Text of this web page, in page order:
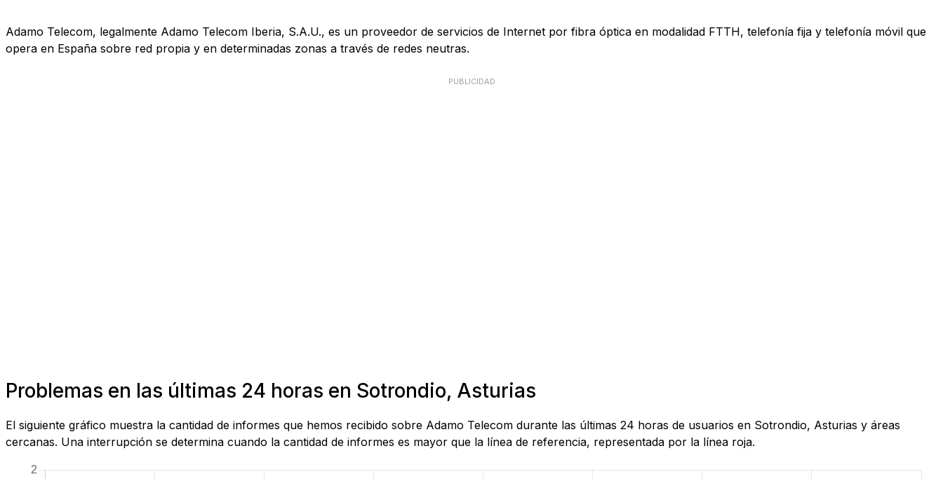
Adamo Telecom, legalmente Adamo Telecom Iberia, S.A.U., es un proveedor de servicios de Internet por fibra óptica en modalidad FTTH, telefonía fija y telefonía móvil que
opera en España sobre red propia y en determinadas zonas a través de redes neutras.
PUBLICIDAD
Problemas en las últimas 24 horas en Sotrondio, Asturias
El siguiente gráfico muestra la cantidad de informes que hemos recibido sobre Adamo Telecom durante las últimas 24 horas de usuarios en Sotrondio, Asturias y áreas
cercanas. Una interrupción se determina cuando la cantidad de informes es mayor que la línea de referencia, representada por la línea roja.